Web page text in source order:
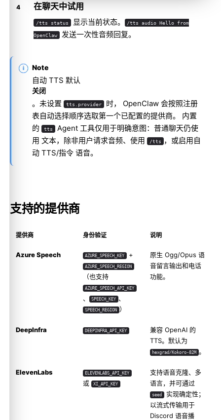
在聊天中试用
/tts status 显示当前状态。 /tts audio Hello from
OpenClaw 发送一次性音频回复。
Note
自动 TTS 默认
关闭
。未设置 tts.provider 时， OpenClaw 会按照注册
表自动选择顺序选取第一个已配置的提供商。 内置
的
tts Agent 工具仅用于明确意图：普通聊天仍使
用 文本，除非用户请求音频、使用
/tts ，或启用自
动 TTS/指令 语音。
支持的提供商
提供商 身份验证 说明
Azure Speech AZURE_SPEECH_KEY +
AZURE_SPEECH_REGION
（也支持
AZURE_SPEECH_API_KEY
、 SPEECH_KEY 、
SPEECH_REGION ）
原生 Ogg/Opus 语
音留言输出和电话
功能。
DeepInfra DEEPINFRA_API_KEY
兼容 OpenAI 的
TTS。默认为
hexgrad/Kokoro-82M 。
ElevenLabs ELEVENLABS_API_KEY
或 XI_API_KEY
支持语音克隆、多
语言，并可通过
seed 实现确定性；
以流式传输用于
Discord 语音播